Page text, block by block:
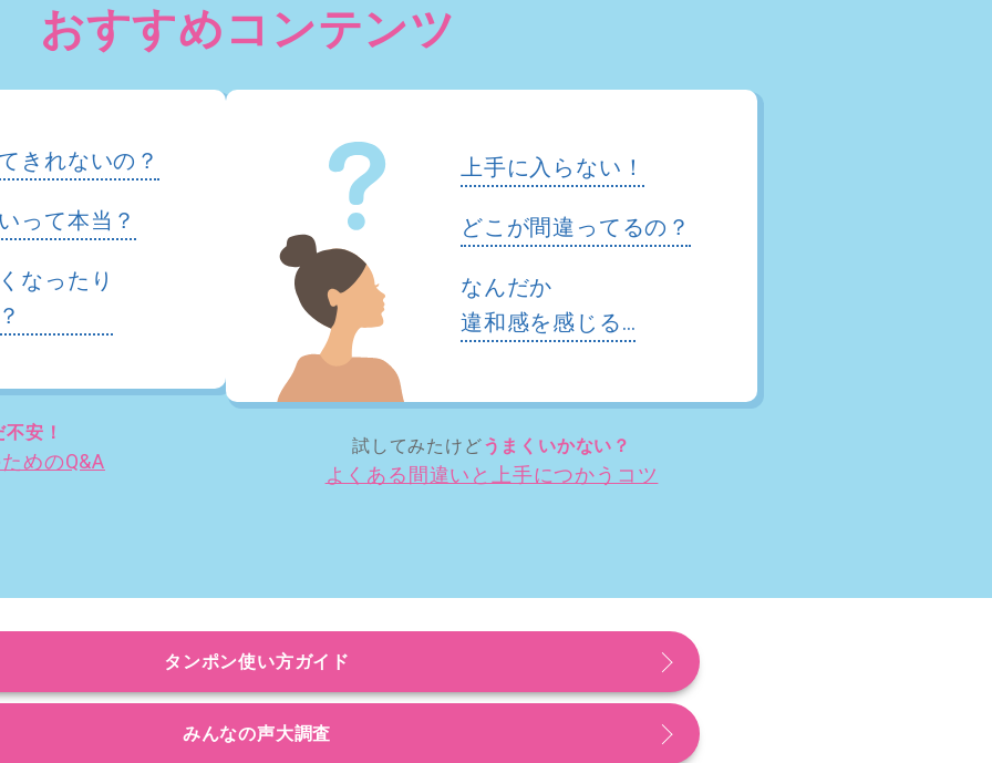
おすすめコンテンツ
きれないの？
って本当？
なったり
安！
めのQ&A
上手に入らない！
どこが間違ってるの？
なんだか
違和感を感じる…
試してみたけどうまくいかない？
よくある間違いと上手につかうコツ
タンポン使い方ガイド
みんなの声大調査